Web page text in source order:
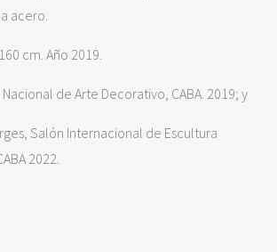
acero.
cm. Año 2019.
de Arte Decorativo, CABA. 2019; y
Salón Internacional de Escultura
2022.